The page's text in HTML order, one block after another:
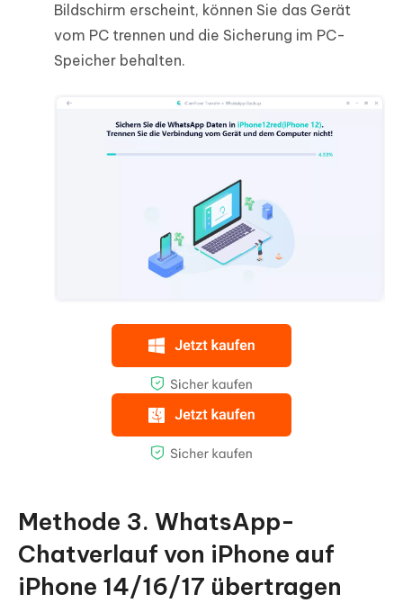
Bildschirm erscheint, können Sie das Gerät
vom PC trennen und die Sicherung im PC-
Speicher behalten.
Methode 3. WhatsApp-
Chatverlauf von iPhone auf
iPhone 14/16/17 übertragen